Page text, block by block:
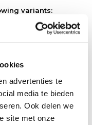
advertenties te
media te bieden
Ook delen we
site met onze
variants:
product?
the right product